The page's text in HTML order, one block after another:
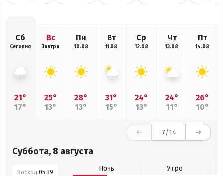
Сб
Сегодня
21°
17°
Вс
Завтра
25°
13°
Пн
10.08
28°
13°
Вт
11.08
31°
15°
Ср
12.08
24°
13°
Чт
13.08
24°
11°
Пт
14.08
26°
10°
7/14
Суббота, 8 августа
Восход:05:39 Ночь
Утро